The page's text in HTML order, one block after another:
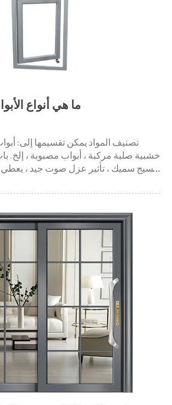
ما هي أنواع
تصنيف المواد يمكن تقسيمها
نسيج سميك ، تأثير عزل صوت جيد ، يعطي
عام ، اللب مصنوع من خشب التنوب ، ويتم لصق لوح عالي ...